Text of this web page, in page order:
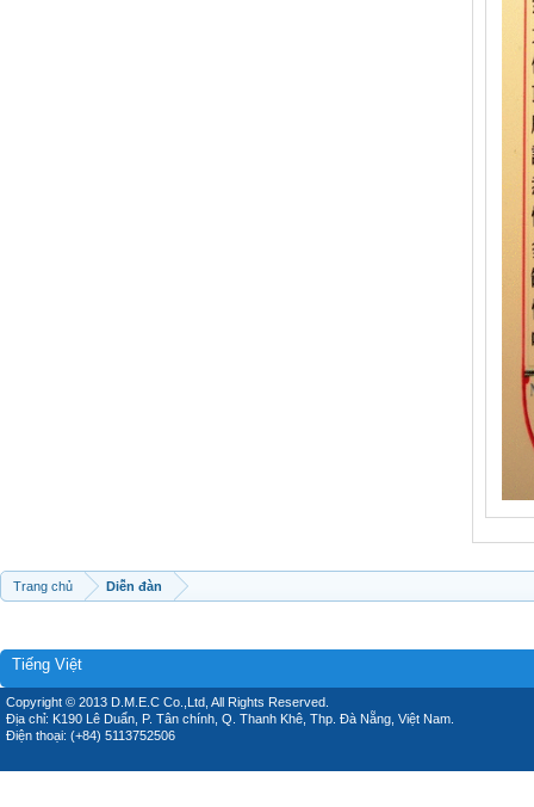
Trang chủ Diễn đàn
Tiếng Việt
Copyright © 2013 D.M.E.C Co.,Ltd, All Rights Reserved.
Địa chỉ: K190 Lê Duẩn, P. Tân chính, Q. Thanh Khê, Thp. Đà Nẵng, Việt Nam.
Điện thoại: (+84) 5113752506